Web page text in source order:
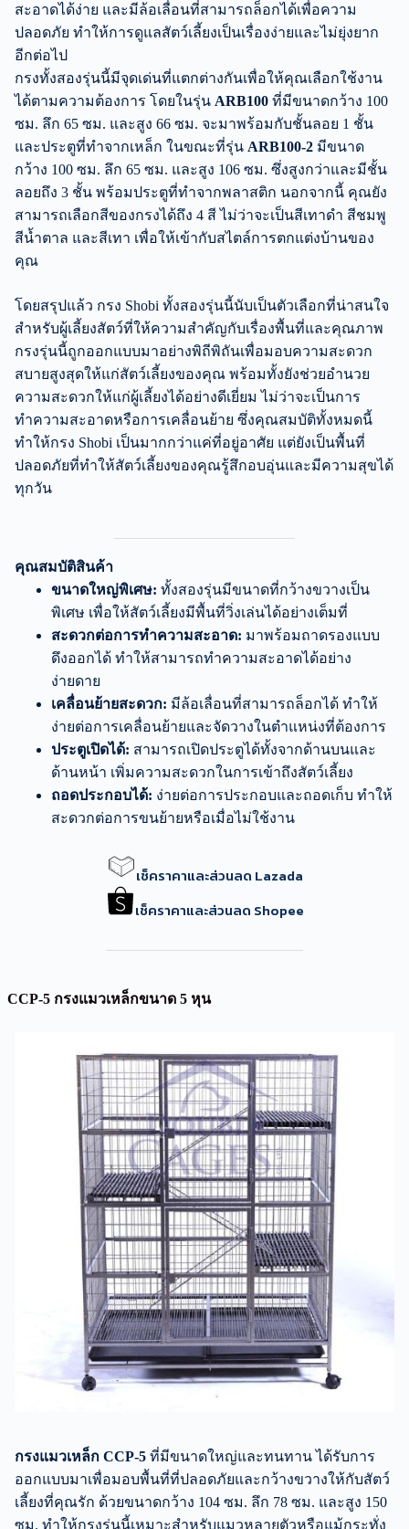
สะอาดได้ง่าย และมีล้อเลื่อนที่สามารถล็อกได้เพื่อความ
ปลอดภัย ทำให้การดูแลสัตว์เลี้ยงเป็นเรื่องง่ายและไม่ยุ่งยาก
อีกต่อไป
กรงทั้งสองรุ่นนี้มีจุดเด่นที่แตกต่างกันเพื่อให้คุณเลือกใช้งาน
ได้ตามความต้องการ โดยในรุ่น ARB100 ที่มีขนาดกว้าง 100
ซม. ลึก 65 ซม. และสูง 66 ซม. จะมาพร้อมกับชั้นลอย 1 ชั้น
และประตูที่ทำจากเหล็ก ในขณะที่รุ่น ARB100-2 มีขนาด
กว้าง 100 ซม. ลึก 65 ซม. และสูง 106 ซม. ซึ่งสูงกว่าและมีชั้น
ลอยถึง 3 ชั้น พร้อมประตูที่ทำจากพลาสติก นอกจากนี้ คุณยัง
สามารถเลือกสีของกรงได้ถึง 4 สี ไม่ว่าจะเป็นสีเทาดำ สีชมพู
สีน้ำตาล และสีเทา เพื่อให้เข้ากับสไตล์การตกแต่งบ้านของ
คุณ
โดยสรุปแล้ว กรง Shobi ทั้งสองรุ่นนี้นับเป็นตัวเลือกที่น่าสนใจ
สำหรับผู้เลี้ยงสัตว์ที่ให้ความสำคัญกับเรื่องพื้นที่และคุณภาพ
กรงรุ่นนี้ถูกออกแบบมาอย่างพิถีพิถันเพื่อมอบความสะดวก
สบายสูงสุดให้แก่สัตว์เลี้ยงของคุณ พร้อมทั้งยังช่วยอำนวย
ความสะดวกให้แก่ผู้เลี้ยงได้อย่างดีเยี่ยม ไม่ว่าจะเป็นการ
ทำความสะอาดหรือการเคลื่อนย้าย ซึ่งคุณสมบัติทั้งหมดนี้
ทำให้กรง Shobi เป็นมากกว่าแค่ที่อยู่อาศัย แต่ยังเป็นพื้นที่
ปลอดภัยที่ทำให้สัตว์เลี้ยงของคุณรู้สึกอบอุ่นและมีความสุขได้
ทุกวัน
คุณสมบัติสินค้า
ขนาดใหญ่พิเศษ: ทั้งสองรุ่นมีขนาดที่กว้างขวางเป็น
พิเศษ เพื่อให้สัตว์เลี้ยงมีพื้นที่วิ่งเล่นได้อย่างเต็มที่
สะดวกต่อการทำความสะอาด: มาพร้อมถาดรองแบบ
ดึงออกได้ ทำให้สามารถทำความสะอาดได้อย่าง
ง่ายดาย
เคลื่อนย้ายสะดวก: มีล้อเลื่อนที่สามารถล็อกได้ ทำให้
ง่ายต่อการเคลื่อนย้ายและจัดวางในตำแหน่งที่ต้องการ
ประตูเปิดได้: สามารถเปิดประตูได้ทั้งจากด้านบนและ
ด้านหน้า เพิ่มความสะดวกในการเข้าถึงสัตว์เลี้ยง
ถอดประกอบได้: ง่ายต่อการประกอบและถอดเก็บ ทำให้
สะดวกต่อการขนย้ายหรือเมื่อไม่ใช้งาน
เช็คราคาและส่วนลด Lazada
เช็คราคาและส่วนลด Shopee
CCP-5 กรงแมวเหล็ก​ขนาด 5 หุน
กรงแมวเหล็ก CCP-5 ที่มีขนาดใหญ่และทนทาน ได้รับการ
ออกแบบมาเพื่อมอบพื้นที่ที่ปลอดภัยและกว้างขวางให้กับสัตว์
เลี้ยงที่คุณรัก ด้วยขนาดกว้าง 104 ซม. ลึก 78 ซม. และสูง 150
ซม. ทำให้กรงรุ่นนี้เหมาะสำหรับแมวหลายตัวหรือแม้กระทั่ง